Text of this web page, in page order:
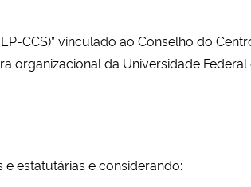
CCS)” vinculado ao Conselho do
organizacional da Universidade Federal
e estatutárias e considerando: